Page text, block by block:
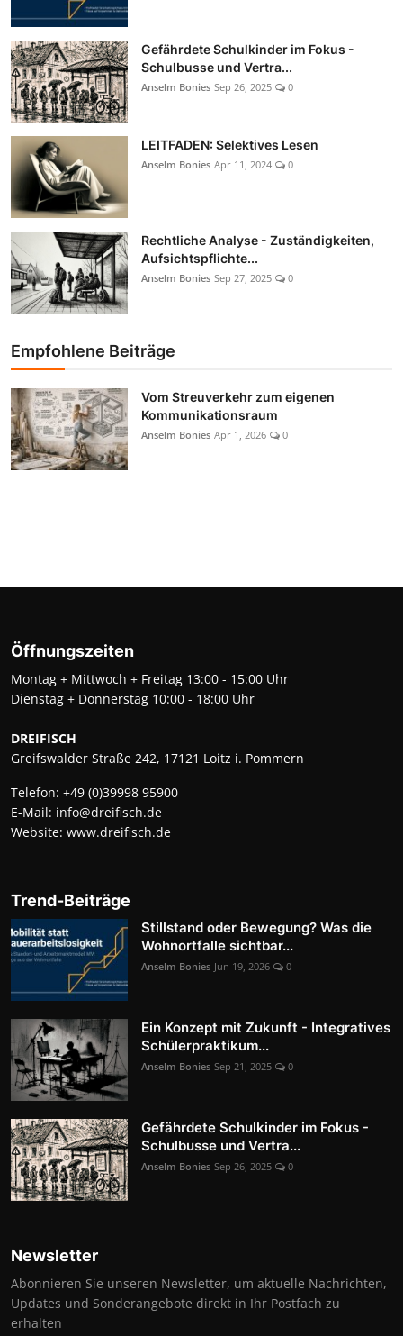
Gefährdete Schulkinder im Fokus -
Schulbusse und Vertra...
Anselm Bonies Sep 26, 2025 0
LEITFADEN: Selektives Lesen
Anselm Bonies Apr 11, 2024 0
Rechtliche Analyse - Zuständigkeiten,
Aufsichtspflichte...
Anselm Bonies Sep 27, 2025 0
Empfohlene Beiträge
Vom Streuverkehr zum eigenen
Kommunikationsraum
Anselm Bonies Apr 1, 2026 0
Öffnungszeiten
Montag + Mittwoch + Freitag 13:00 - 15:00 Uhr
Dienstag + Donnerstag 10:00 - 18:00 Uhr
DREIFISCH
Greifswalder Straße 242, 17121 Loitz i. Pommern
Telefon: +49 (0)39998 95900
E-Mail: info@dreifisch.de
Website: www.dreifisch.de
Trend-Beiträge
Stillstand oder Bewegung? Was die
Wohnortfalle sichtbar...
Anselm Bonies Jun 19, 2026 0
Ein Konzept mit Zukunft - Integratives
Schülerpraktikum...
Anselm Bonies Sep 21, 2025 0
Gefährdete Schulkinder im Fokus -
Schulbusse und Vertra...
Anselm Bonies Sep 26, 2025 0
Newsletter
Abonnieren Sie unseren Newsletter, um aktuelle Nachrichten,
Updates und Sonderangebote direkt in Ihr Postfach zu
erhalten